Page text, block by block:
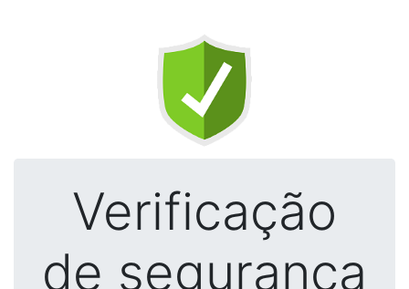
Verificação
de segurança